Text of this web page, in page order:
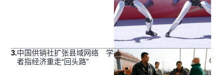
3.中国供销社扩张县域网络 学
者指经济重走“回头路”